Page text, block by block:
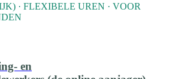
· FLEXIBELE UREN · VOOR
en